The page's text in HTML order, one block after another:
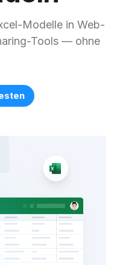
Modelle in Web-
Tools — ohne